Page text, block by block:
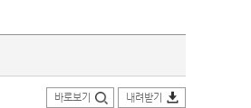
바로보기 내려받기